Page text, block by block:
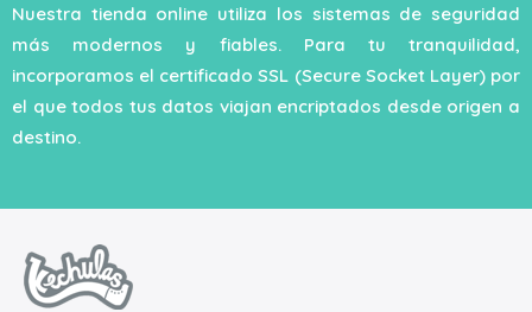
Nuestra tienda online utiliza los sistemas de seguridad
más modernos y fiables. Para tu tranquilidad,
incorporamos el certificado SSL (Secure Socket Layer) por
el que todos tus datos viajan encriptados desde origen a
destino.